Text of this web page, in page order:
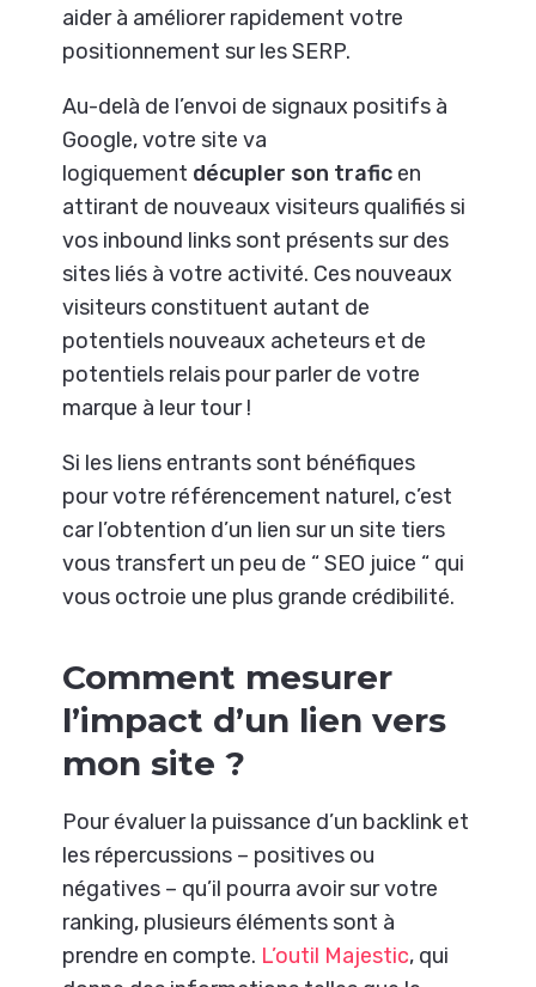
aider à améliorer rapidement votre
positionnement sur les SERP.
Au-delà de l’envoi de signaux positifs à
Google, votre site va
logiquement décupler son trafic en
attirant de nouveaux visiteurs qualifiés si
vos inbound links sont présents sur des
sites liés à votre activité. Ces nouveaux
visiteurs constituent autant de
potentiels nouveaux acheteurs et de
potentiels relais pour parler de votre
marque à leur tour !
Si les liens entrants sont bénéfiques
pour votre référencement naturel, c’est
car l’obtention d’un lien sur un site tiers
vous transfert un peu de “ SEO juice “ qui
vous octroie une plus grande crédibilité.
Comment mesurer
l’impact d’un lien vers
mon site ?
Pour évaluer la puissance d’un backlink et
les répercussions – positives ou
négatives – qu’il pourra avoir sur votre
ranking, plusieurs éléments sont à
prendre en compte. L’outil Majestic, qui